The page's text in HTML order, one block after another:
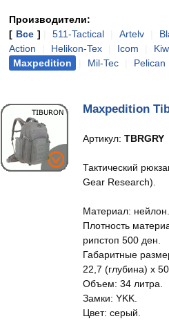
Производители:
[ Все ] 511-Tactical Artelv
Action
Helikon-Tex Icom
Maxpedition
Mil-Tec Pelican
Maxpedition
Артикул: TBRGRY
Тактический
Gear Research).
Материал: нейлон.
Плотность
рипстоп 500 ден.
Габаритные
22,7 (глубина) x
Объем: 34 литра.
Замки: YKK.
Цвет: серый.